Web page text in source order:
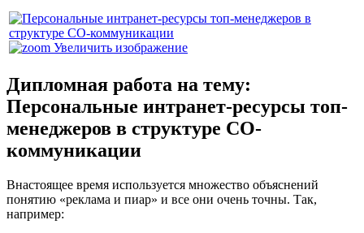
Увеличить изображение
Дипломная работа на тему:
Персональные интранет-ресурсы топ-
менеджеров в структуре СО-
коммуникации
Внастоящее время используется множество объяснений
понятию «реклама и пиар» и все они очень точны. Так,
например: